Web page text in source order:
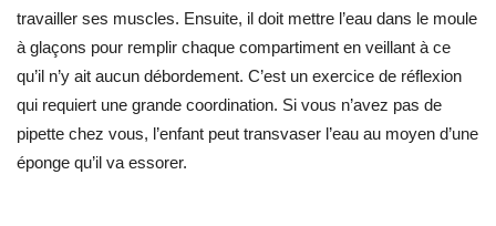
travailler ses muscles. Ensuite, il doit mettre l’eau dans le moule
à glaçons pour remplir chaque compartiment en veillant à ce
qu’il n’y ait aucun débordement. C’est un exercice de réflexion
qui requiert une grande coordination. Si vous n’avez pas de
pipette chez vous, l’enfant peut transvaser l’eau au moyen d’une
éponge qu’il va essorer.